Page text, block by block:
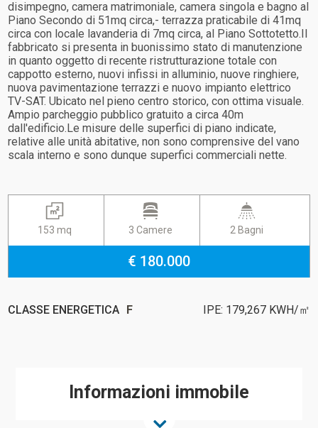
disimpegno, camera matrimoniale, camera singola e bagno al
Piano Secondo di 51mq circa,- terrazza praticabile di 41mq
circa con locale lavanderia di 7mq circa, al Piano Sottotetto.Il
fabbricato si presenta in buonissimo stato di manutenzione
in quanto oggetto di recente ristrutturazione totale con
cappotto esterno, nuovi infissi in alluminio, nuove ringhiere,
nuova pavimentazione terrazzi e nuovo impianto elettrico
TV-SAT. Ubicato nel pieno centro storico, con ottima visuale.
Ampio parcheggio pubblico gratuito a circa 40m
dall'edificio.Le misure delle superfici di piano indicate,
relative alle unità abitative, non sono comprensive del vano
scala interno e sono dunque superfici commerciali nette.
153 mq 3 Camere 2 Bagni
€ 180.000
CLASSE ENERGETICA F IPE: 179,267 KWH/㎡
Informazioni immobile